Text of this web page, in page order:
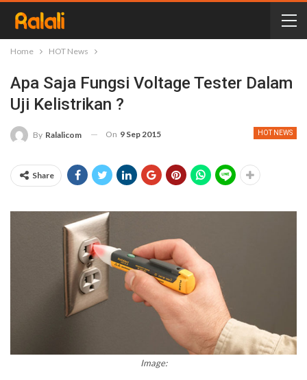
Home HOT News
Apa Saja Fungsi Voltage Tester Dalam
Uji Kelistrikan ?
HOT NEWS
By Ralalicom On 9 Sep 2015
Share
Image: